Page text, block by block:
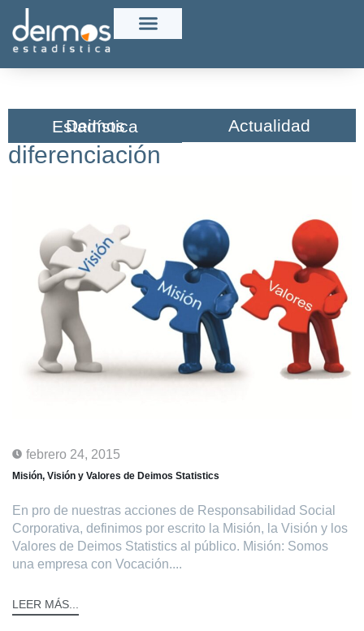
Deimos Estadística​ Actualidad
diferenciación
febrero 24, 2015
Misión, Visión y Valores de Deimos Statistics
En pro de nuestras acciones de Responsabilidad Social
Corporativa, definimos por escrito la Misión, la Visión y los
Valores de Deimos Statistics al público. Misión: Somos
una empresa con Vocación....
LEER MÁS...